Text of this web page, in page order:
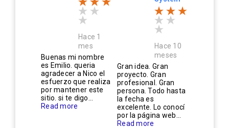
Hace 1
mes
Buenas mi nombre
es Emilio. queria
agradecer a Nico el
esfuerzo que realiza
por mantener este
sitio. si te digo...
Read more
Hace 10
meses
Gran idea. Gran
proyecto. Gran
profesional. Gran
persona. Todo hasta
la fecha es
excelente. Lo conocí
por la página web...
Read more